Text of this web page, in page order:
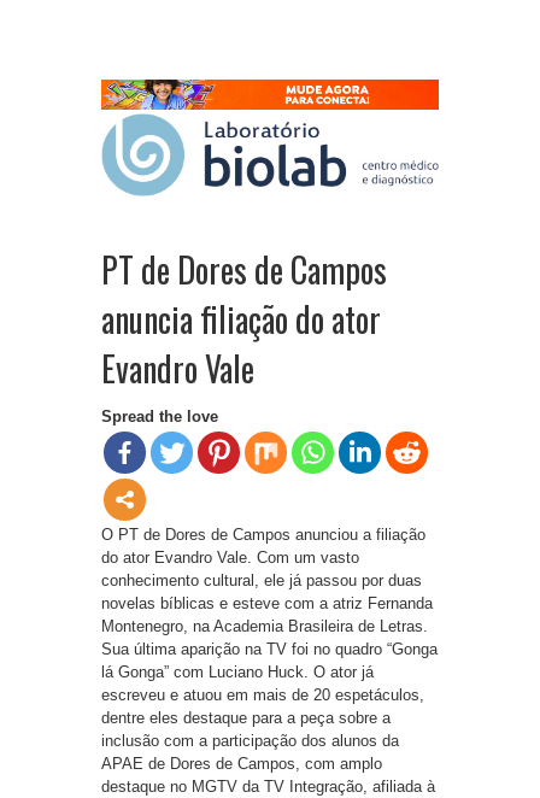
PT de Dores de Campos
anuncia filiação do ator
Evandro Vale
Spread the love
O PT de Dores de Campos anunciou a filiação
do ator Evandro Vale. Com um vasto
conhecimento cultural, ele já passou por duas
novelas bíblicas e esteve com a atriz Fernanda
Montenegro, na Academia Brasileira de Letras.
Sua última aparição na TV foi no quadro “Gonga
lá Gonga” com Luciano Huck. O ator já
escreveu e atuou em mais de 20 espetáculos,
dentre eles destaque para a peça sobre a
inclusão com a participação dos alunos da
APAE de Dores de Campos, com amplo
destaque no MGTV da TV Integração, afiliada à